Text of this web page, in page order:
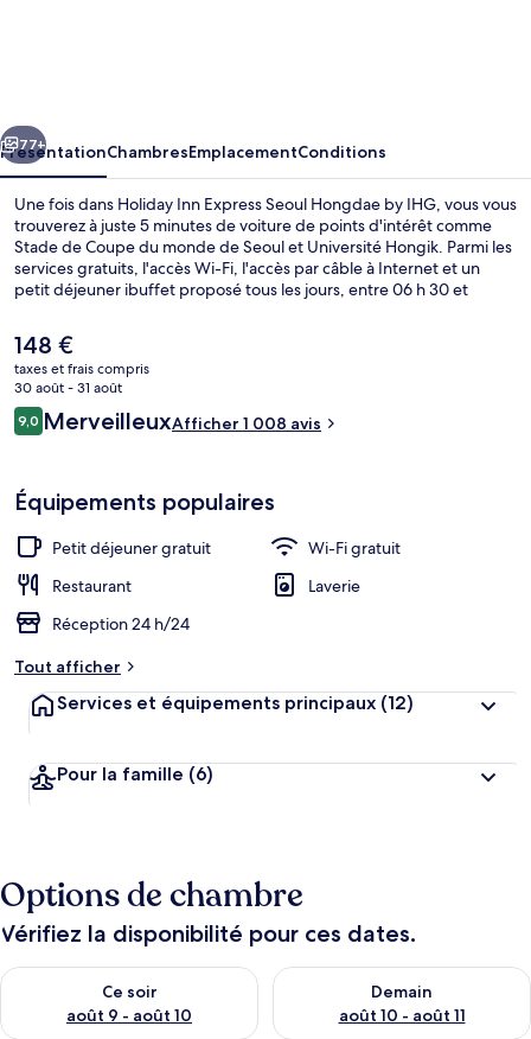
Hongdae
by
IHG
Suivant
77+
PrésentationChambresEmplacementConditions
Une fois dans Holiday Inn Express Seoul Hongdae by IHG, vous vous
trouverez à juste 5 minutes de voiture de points d'intérêt comme
Stade de Coupe du monde de Seoul et Université Hongik. Parmi les
services gratuits, l'accès Wi-Fi, l'accès par câble à Internet et un
petit déjeuner ibuffet proposé tous les jours, entre 06 h 30 et
vite rejoint des sites comme Parc culturel et historique de
Dongdaemun et Palais Gyeongbokgung. Les autres voyageurs
apprécient la proximité avec les transports publics : Station Hongik
University ne se trouve qu'à quelques encablures, tandis que
Station de métro Sogang Univ. se trouve à seulement 12 min de
marche.
Le
prix
actuel
est
de
148 €
taxes et frais compris
30 août - 31 août
Avis
voyageurs
9,09,0 sur 10
MerveilleuxAfficher 1 008 avis
Équipements populaires
Petit déjeuner gratuit
Wi-Fi gratuit
Restaurant
Laverie
Réception 24 h/24
Tout afficher
Services et équipements principaux (12)
Pour la famille (6)
Options de chambre
Vérifiez la disponibilité pour ces dates.
Ce soir
août 9 - août 10
Vérifier la disponibilité pour ce soir août 9 - août 10
Demain
août 10 - août 11
Vérifier la disponibilité pour